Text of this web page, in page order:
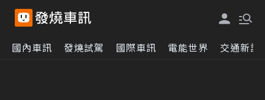
國內車訊 發燒試駕 國際車訊 電能世界 交通新訊